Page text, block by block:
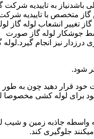
به تاییدیه شرکت
گاز متخصص با تاییدیه شرکت
تغییر انشعاب لوله گاز
جوشکار لوله گاز صورت
نیز انجام گیرد.لوله
شود.
قرار دهید چون به طور
موجود برای لوله کشی
جاذبه زمین و شیب
جلوگیری کند.